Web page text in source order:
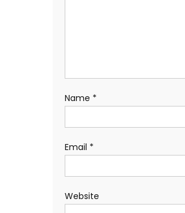
Name *
Email *
Website